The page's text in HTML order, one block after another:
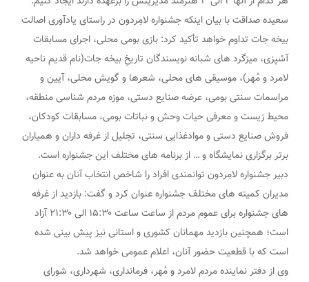
سعیده صداقت با بیان اینکه جشنواره لامِردون در راستای یادآوری اصالت‌
بیخه جات تداوم خواهد تأکید کرد: بازی بومی محلی، اجرای مسابقات
آشپزی، میزگرد های شبانه نویسندگان تاریخِ بیخه جات(نام قدیم ناحیه
لامرد و مُهر)، موسیقی های محلی، شعرها و گویش محلی، آیین و
مراسمات سنتی بومی، عرضه صنایع دستی، موزه مردم شناسی منطقه،
محیط زیست و معرفی حیات وحش و نباتات بومی، مسابقات کودکان،
فروش صنایع دستی و موادغذایی سنتی، تجلیل از غرفه داران و همیاران
برتر برگزاری نمایشگاه و … از برنامه های مختلف این جشنواره است.
دبیر جشنواره لامِردون توانمندی افراد را شاخص انتخاب آنان به عنوان
مدیران کمیته های مختلف جشنواره عنوان کرد و گفت: بازدید از غرفه
های جشنواره برای عموم مردم از ساعت ساعت ۱۵:۳۰ الی ۲۱:۳۰ آزاد
است؛ همچنین بازدید مهمانان کشوری و استانی نیز پیش بینی شده
است که با قطعیت حضور آنان، اعلام عمومی خواهد شد.
وی از دفتر نماینده مردم لامرد و مُهر، فرمانداری، شهرداری، شورای